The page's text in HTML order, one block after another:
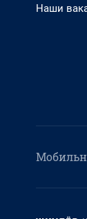
Наши